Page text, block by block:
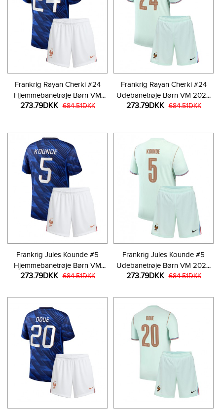
Frankrig Rayan Cherki #24
Hjemmebanetrøje Børn VM
2026 Kortærmet (+ Korte
273.79DKK 684.51DKK
Frankrig Rayan Cherki #24
Udebanetrøje Børn VM 2026
Kortærmet (+ Korte bukser)
273.79DKK 684.51DKK
Frankrig Jules Kounde #5
Hjemmebanetrøje Børn VM
2026 Kortærmet (+ Korte
273.79DKK 684.51DKK
Frankrig Jules Kounde #5
Udebanetrøje Børn VM 2026
Kortærmet (+ Korte bukser)
273.79DKK 684.51DKK